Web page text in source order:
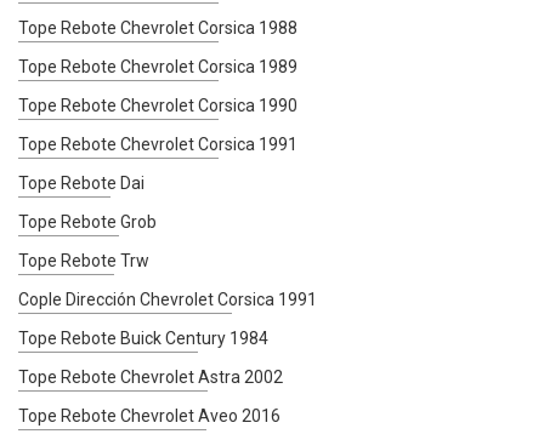
Tope Rebote Chevrolet Corsica 1988
Tope Rebote Chevrolet Corsica 1989
Tope Rebote Chevrolet Corsica 1990
Tope Rebote Chevrolet Corsica 1991
Tope Rebote Dai
Tope Rebote Grob
Tope Rebote Trw
Cople Dirección Chevrolet Corsica 1991
Tope Rebote Buick Century 1984
Tope Rebote Chevrolet Astra 2002
Tope Rebote Chevrolet Aveo 2016